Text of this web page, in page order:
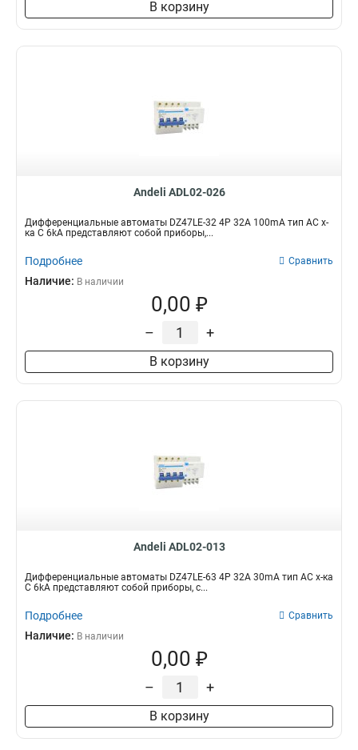
В корзину
Andeli ADL02-026
Дифференциальные автоматы DZ47LE-32 4P 32A 100mA тип AC х-
ка С 6kA представляют собой приборы,...
Подробнее Сравнить
Наличие: В наличии
0,00 ₽
– +
В корзину
Andeli ADL02-013
Дифференциальные автоматы DZ47LE-63 4P 32A 30mA тип AC х-ка
С 6kA представляют собой приборы, с...
Подробнее Сравнить
Наличие: В наличии
0,00 ₽
– +
В корзину